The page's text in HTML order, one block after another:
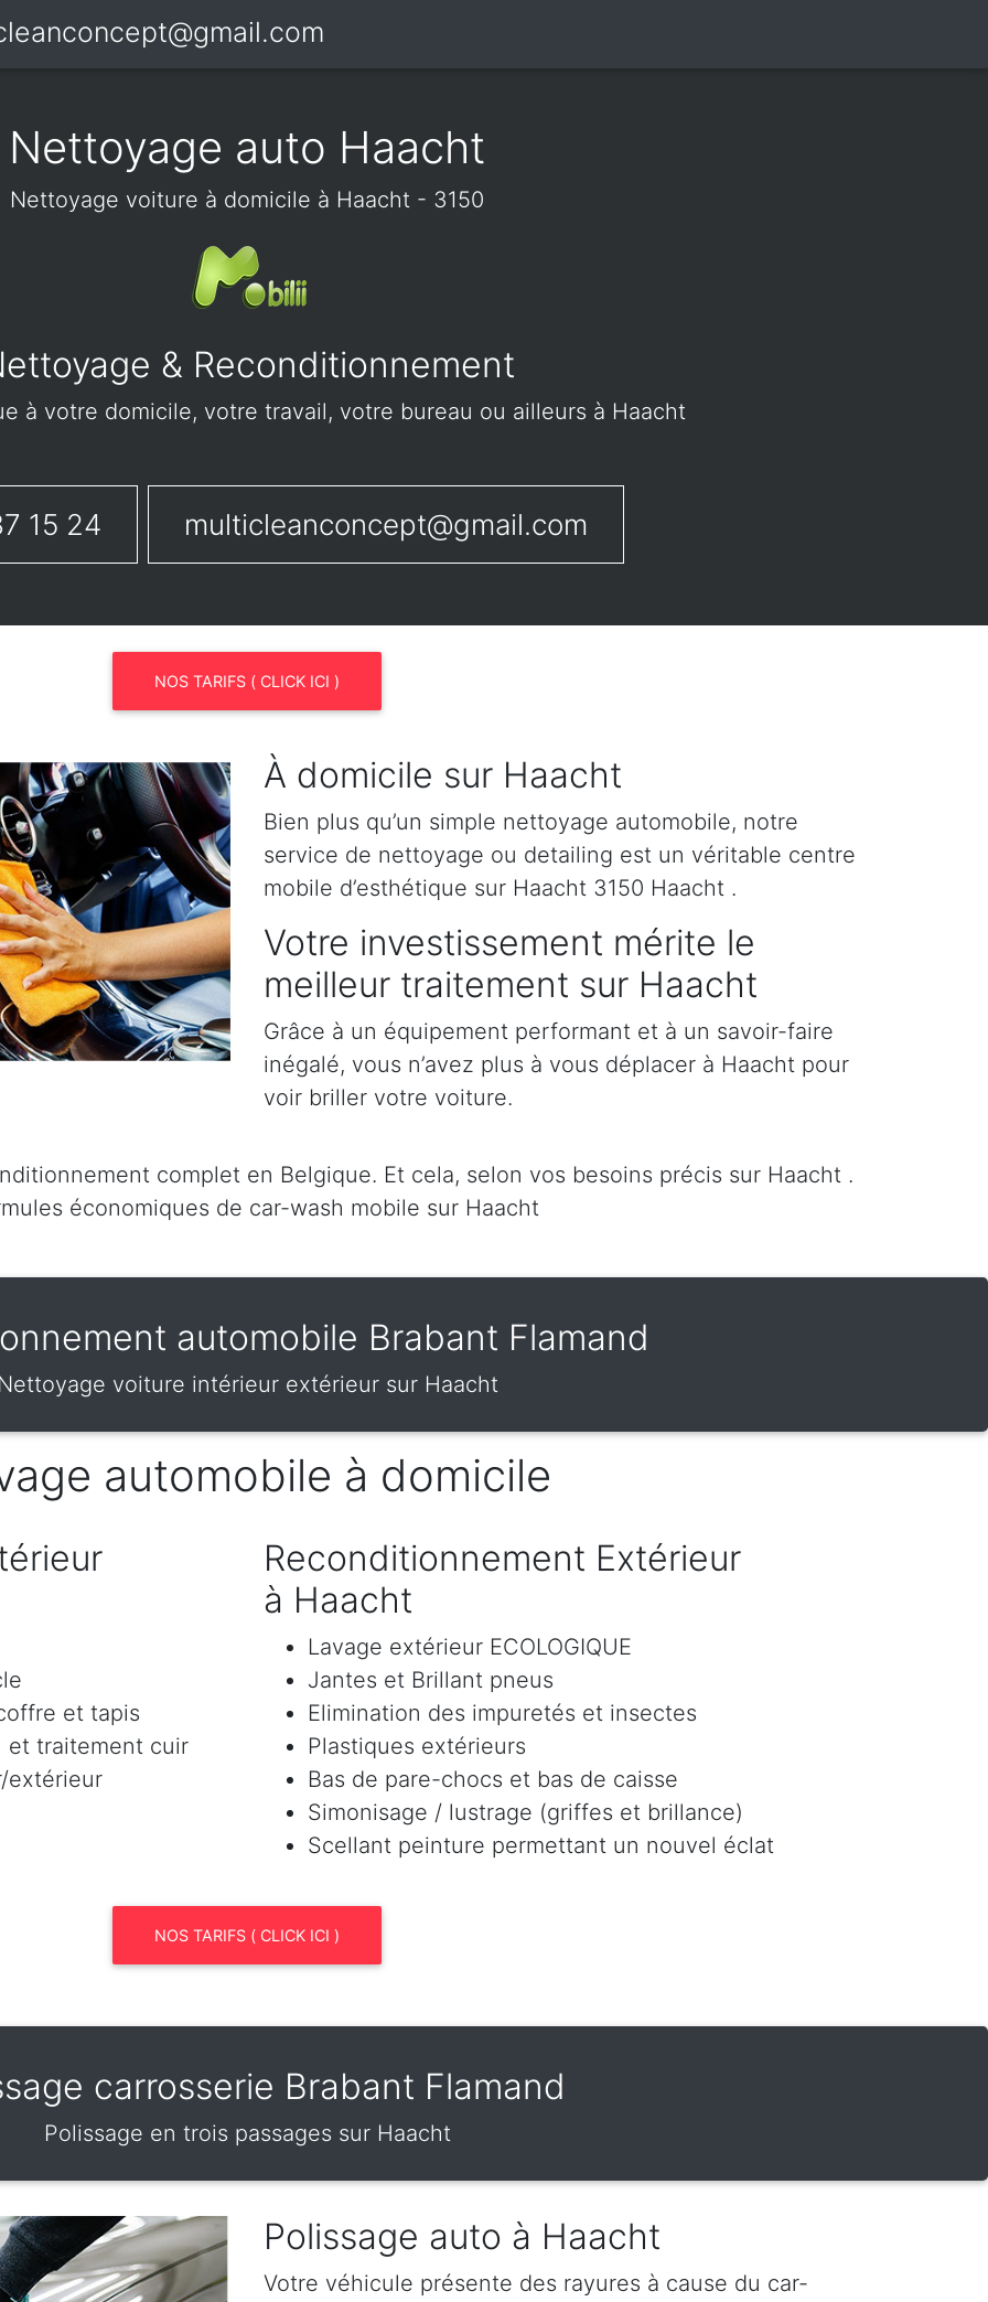
Nettoyage auto Haacht
Nettoyage voiture à domicile à Haacht - 3150
& Reconditionnement
à votre domicile, votre travail, votre bureau ou ailleurs à Haacht
15 24 multicleanconcept@gmail.com
NOS TARIFS ( CLICK ICI )
À domicile sur Haacht
Bien plus qu’un simple nettoyage automobile, notre
service de nettoyage ou detailing est un véritable centre
mobile d’esthétique sur Haacht 3150 Haacht .
Votre investissement mérite le
meilleur traitement sur Haacht
Grâce à un équipement performant et à un savoir-faire
inégalé, vous n’avez plus à vous déplacer à Haacht pour
voir briller votre voiture.
complet en Belgique. Et cela, selon vos besoins précis sur Haacht .
économiques de car-wash mobile sur Haacht
automobile Brabant Flamand
voiture intérieur extérieur sur Haacht
automobile à domicile
et tapis
et traitement cuir
extérieur
Reconditionnement Extérieur
à Haacht
Lavage extérieur ECOLOGIQUE
Jantes et Brillant pneus
Elimination des impuretés et insectes
Plastiques extérieurs
Bas de pare-chocs et bas de caisse
Simonisage / lustrage (griffes et brillance)
Scellant peinture permettant un nouvel éclat
NOS TARIFS ( CLICK ICI )
carrosserie Brabant Flamand
Polissage en trois passages sur Haacht
Polissage auto à Haacht
Votre véhicule présente des rayures à cause du car-